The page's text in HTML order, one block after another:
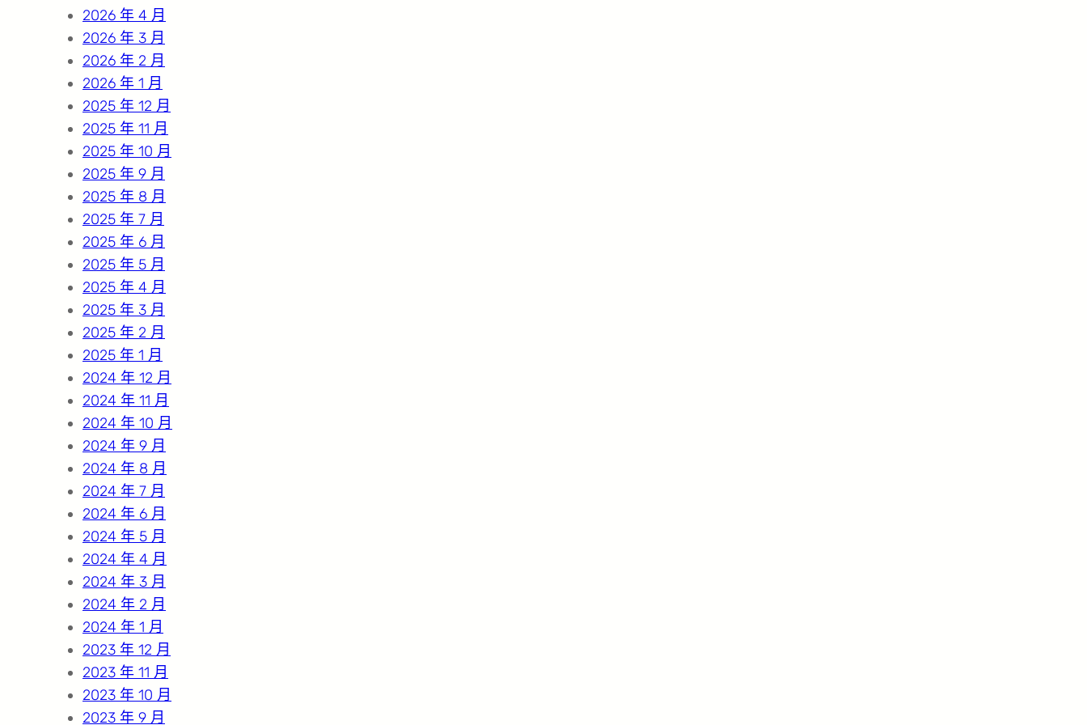
2026 年 4 月
2026 年 3 月
2026 年 2 月
2026 年 1 月
2025 年 12 月
2025 年 11 月
2025 年 10 月
2025 年 9 月
2025 年 8 月
2025 年 7 月
2025 年 6 月
2025 年 5 月
2025 年 4 月
2025 年 3 月
2025 年 2 月
2025 年 1 月
2024 年 12 月
2024 年 11 月
2024 年 10 月
2024 年 9 月
2024 年 8 月
2024 年 7 月
2024 年 6 月
2024 年 5 月
2024 年 4 月
2024 年 3 月
2024 年 2 月
2024 年 1 月
2023 年 12 月
2023 年 11 月
2023 年 10 月
2023 年 9 月